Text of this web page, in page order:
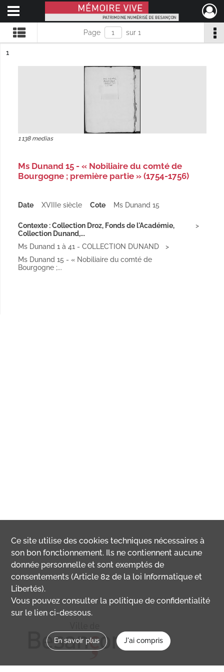
Mémoire Vive patrimoine numérisé de Besançon
Ouvrir le menu déroulant
Page sur 1
n°
1
1 138 medias
Ms Dunand 15 - « Nobiliaire du comté de
Bourgogne ; première partie » (1754-1756)
Date XVIIIe siècle Cote Ms Dunand 15
Contexte : Collection Droz, Fonds de l'Académie,
Collection Dunand,...
Ms Dunand 1 à 41 - COLLECTION DUNAND
Ms Dunand 15 - « Nobiliaire du comté de
Bourgogne ;...
Ce site utilise descookies techniques nécessaires à
son bon fonctionnement. Ils ne contiennent aucune
donnée personnelle et sont exemptés de
consentements (Article 82 de la loi Informatique et
Libertés).
Vous pouvez consulter la politique de confidentialité
sur le lien ci-dessous.
En savoir plus J'ai compris